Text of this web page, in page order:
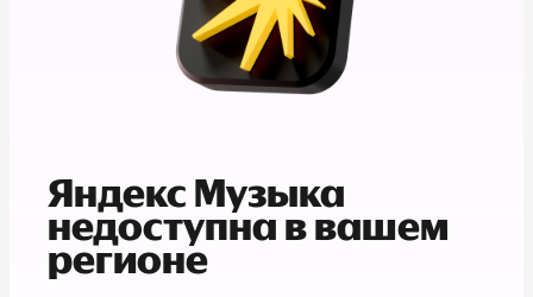
Яндекс Музыка
недоступна в вашем
регионе